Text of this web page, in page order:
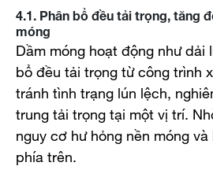
4.1. Phân bổ đều tải trọng, tăng
móng
Dầm móng hoạt động như
bổ đều tải trọng từ công trình
tránh tình trạng lún lệch,
trung tải trọng tại một vị trí.
nguy cơ hư hỏng nền móng
phía trên.